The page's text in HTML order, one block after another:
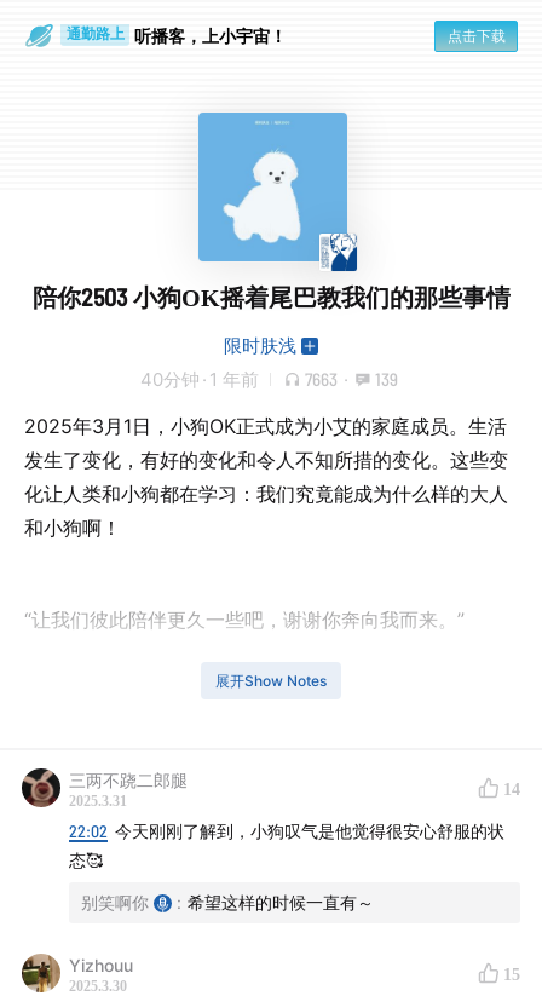
通勤路上 听播客，上小宇宙！ 点击下载
陪你2503 小狗OK摇着尾巴教我们的那些事情
限时肤浅
40分钟 · 1 年前 7663 · 139
2025年3月1日，小狗OK正式成为小艾的家庭成员。生活
发生了变化，有好的变化和令人不知所措的变化。这些变
化让人类和小狗都在学习：我们究竟能成为什么样的大人
和小狗啊！
“让我们彼此陪伴更久一些吧，谢谢你奔向我而来。”
主播： 小艾麻麻和别笑姨姨
音乐：香草泡芙 来自喜马拉雅配乐库
展开Show Notes
三两不跷二郎腿
2025.3.31
14
22:02 今天刚刚了解到，小狗叹气是他觉得很安心舒服的状
态🥰
别笑啊你 : 希望这样的时候一直有～
Yizhouu
2025.3.30
15